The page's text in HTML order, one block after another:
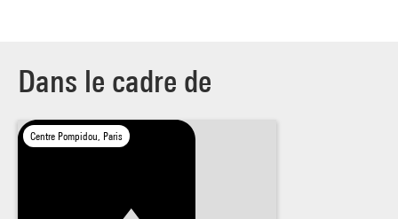
Lorraine
Karima Ramdani, docteure en science politique, laboratoire
"Genre, travail, mobilité"
Pamina de Coulon, auteure et performeuse
, revue
Dans le cadre de
Centre Pompidou, Paris